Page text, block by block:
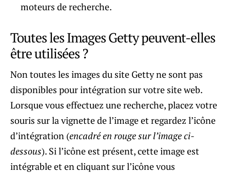
moteurs de recherche.
Toutes les Images Getty peuvent-elles
être utilisées ?
Non toutes les images du site Getty ne sont pas
disponibles pour intégration sur votre site web.
Lorsque vous effectuez une recherche, placez votre
souris sur la vignette de l’image et regardez l’icône
d’intégration (encadré en rouge sur l’image ci-
dessous). Si l’icône est présent, cette image est
intégrable et en cliquant sur l’icône vous